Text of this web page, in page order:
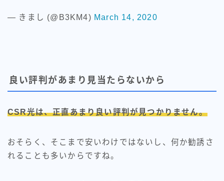
— きまし (@B3KM4) March 14, 2020
良い評判があまり見当たらないから
CSR光は、正直あまり良い評判が見つかりません。
おそらく、そこまで安いわけではないし、何か勧誘さ
れることも多いからですね。